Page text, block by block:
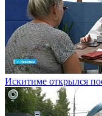
Искитиме открылся